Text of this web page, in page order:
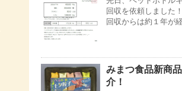
回収を依頼しました
回収からは約１年が
みまつ食品新商
介！